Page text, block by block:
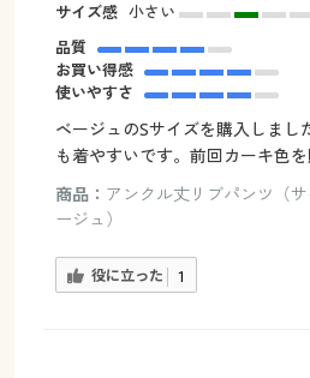
サイズ感 小さい
品質
お買い得感
使いやすさ
ベージュのSサイズを購入しまし
も着やすいです。前回カーキ色を
商品： アンクル丈リブパンツ（
ージュ）
役に立った 1